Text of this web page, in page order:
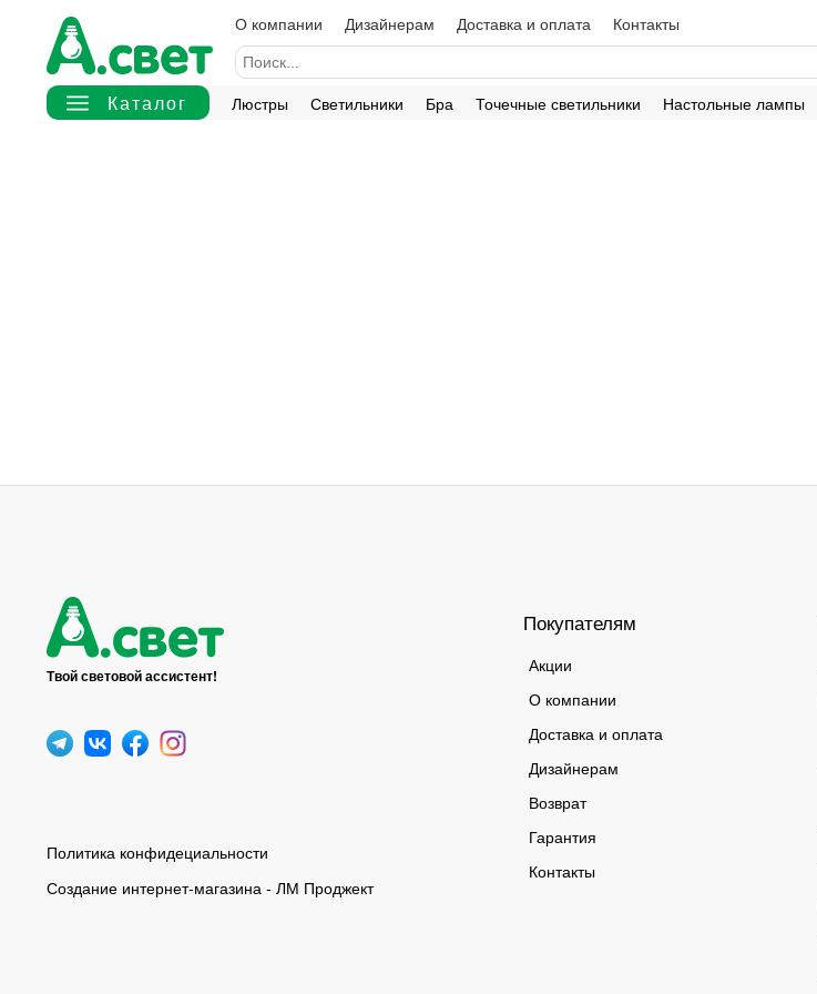
О компании Дизайнерам Доставка и оплата Контакты
Люстры Светильники Бра Точечные светильники Настольные лампы
Твой световой ассистент!
Политика конфидециальности
Создание интернет-магазина - ЛМ Проджект
Покупателям
Акции
О компании
Доставка и оплата
Дизайнерам
Возврат
Гарантия
Контакты